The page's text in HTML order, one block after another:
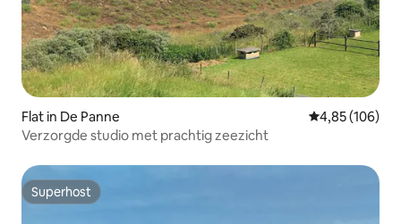
Flat in De Panne Gemiddelde
4,85 (106)
Verzorgde studio met prachtig zeezicht
Superhost
Superhost